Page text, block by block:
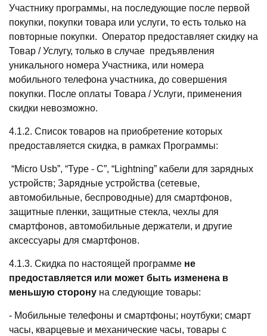
Участнику программы, на последующие после первой
покупки, покупки товара или услуги, то есть только на
повторные покупки. Оператор предоставляет скидку на
Товар / Услугу, только в случае предъявления
уникального номера Участника, или номера
мобильного телефона участника, до совершения
покупки. После оплаты Товара / Услуги, применения
скидки невозможно.
4.1.2. Список товаров на приобретение которых
предоставляется скидка, в рамках Программы:
“Micro Usb”, “Type - C”, “Lightning” кабели для зарядных
устройств; Зарядные устройства (сетевые,
автомобильные, беспроводные) для смартфонов,
защитные пленки, защитные стекла, чехлы для
смартфонов, автомобильные держатели, и другие
аксессуары для смартфонов.
4.1.3. Скидка по настоящей программе не
предоставляется или может быть изменена в
меньшую сторону на следующие товары:
- Мобильные телефоны и смартфоны; ноутбуки; смарт
часы, кварцевые и механические часы, товары с